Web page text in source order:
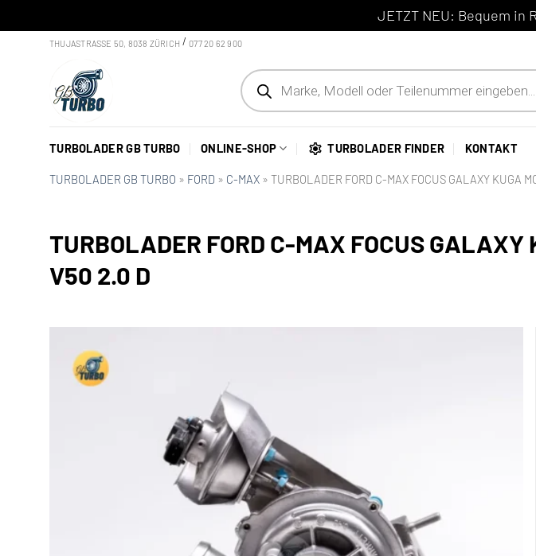
JETZT NEU: Bequem in
THUJASTRASSE 50, 8038 ZÜRICH /077 20 62 900
Products
search
TURBOLADER GB TURBO ONLINE-SHOP TURBOLADER FINDER KONTAKT
TURBOLADER GB TURBO » FORD » C-MAX » TURBOLADER FORD C-MAX FOCUS GALAXY KUGA
TURBOLADER FORD C-MAX FOCUS
V50 2.0 D